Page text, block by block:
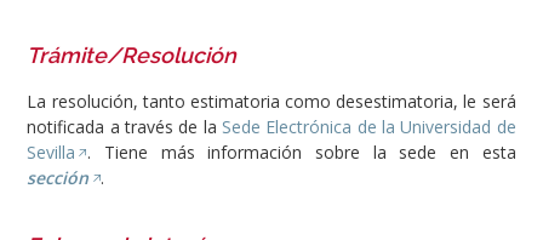
Trámite/Resolución
La resolución, tanto estimatoria como desestimatoria, le será
notificada a través de la Sede Electrónica de la Universidad de
Sevilla
. Tiene más información sobre la sede en esta
sección .